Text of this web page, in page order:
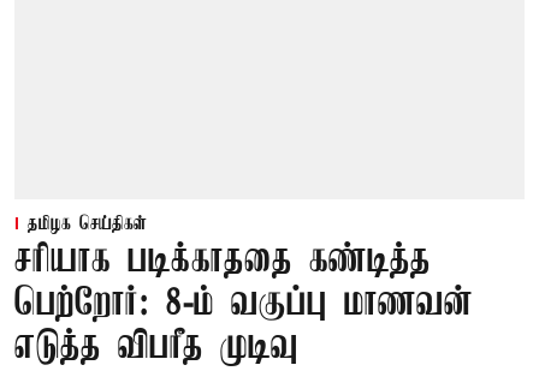
தமிழக செய்திகள்
சரியாக படிக்காததை கண்டித்த
பெற்றோர்: 8-ம் வகுப்பு மாணவன்
எடுத்த விபரீத முடிவு